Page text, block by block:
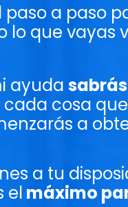
paso a paso
lo que vayas
ayuda
cosa
a
a tu
el máximo